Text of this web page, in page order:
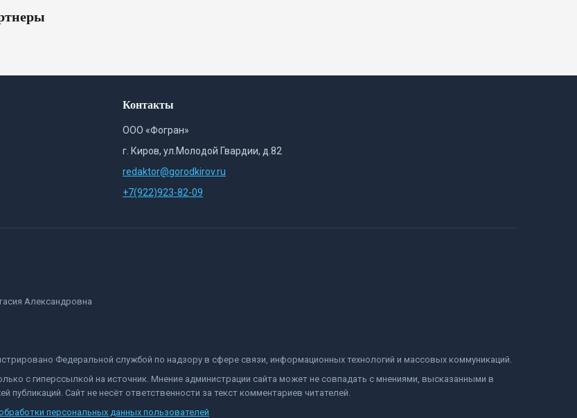
Контакты
ООО «Фогран»
г. Киров, ул.Молодой Гвардии, д.82
redaktor@gorodkirov.ru
+7(922)923-82-09
Александровна
Федеральной службой по надзору в сфере связи, информационных технологий и массовых коммуникаций.
с гиперссылкой на источник. Мнение администрации сайта может не совпадать с мнениями, высказанными в
Сайт не несёт ответственности за текст комментариев читателей.
персональных данных пользователей